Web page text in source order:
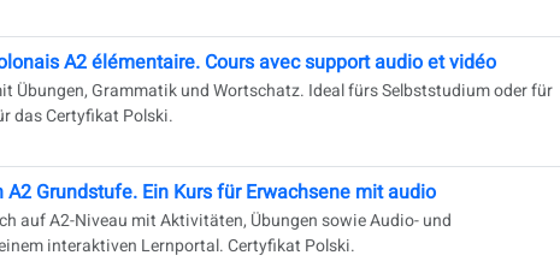
A2 élémentaire. Cours avec support audio et vidéo
Übungen, Grammatik und Wortschatz. Ideal fürs Selbststudium oder für
das Certyfikat Polski.
A2 Grundstufe. Ein Kurs für Erwachsene mit audio
auf A2-Niveau mit Aktivitäten, Übungen sowie Audio- und
interaktiven Lernportal. Certyfikat Polski.